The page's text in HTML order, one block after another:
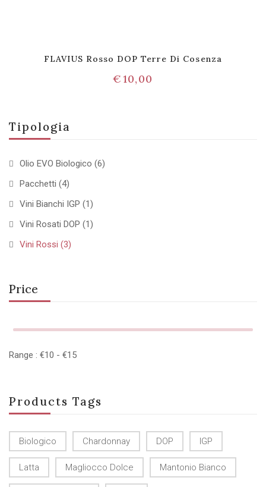
Tipologia
Olio EVO Biologico (6)
Pacchetti (4)
Vini Bianchi IGP (1)
Vini Rosati DOP (1)
Vini Rossi (3)
Price
Range : €10 - €15
Products Tags
Biologico Chardonnay DOP IGP
Latta Magliocco Dolce Mantonio Bianco
FLAVIUS Rosso DOP Terre Di Cosenza
€10,00